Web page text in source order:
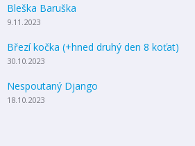
Bleška Baruška
9.11.2023
Březí kočka (+hned druhý den 8 koťat)
30.10.2023
Nespoutaný Django
18.10.2023